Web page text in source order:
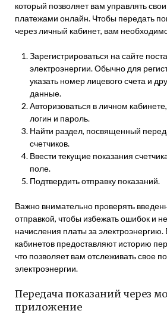
который позволяет вам управлять
платежами онлайн. Чтобы передать
через личный кабинет, вам
Зарегистрироваться на сайте
электроэнергии. Обычно для
указать номер лицевого счета и
данные.
Авторизоваться в личном
логин и пароль.
Найти раздел, посвященный
счетчиков.
Ввести текущие показания
поле.
Подтвердить отправку показаний.
Важно внимательно проверять
отправкой, чтобы избежать ошибок и
начисления платы за
кабинетов предоставляют историю
что позволяет вам отслеживать свое
электроэнергии.
Передача показаний через
приложение